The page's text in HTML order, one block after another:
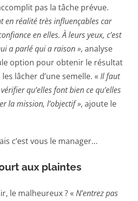
pas la tâche prévue.
en réalité très influençables car
en elles. À leurs yeux, c’est
a parlé qui a raison », analyse
option pour obtenir le résultat
lâcher d’une semelle. « Il faut
qu’elles font bien ce qu’elles
la mission, l’objectif », ajoute le
c’est vous le manager…
aux plaintes
le malheureux ? « N’entrez pas